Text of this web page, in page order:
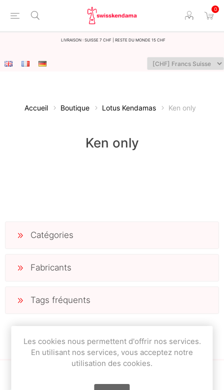
0
LIvraison : Suisse 7 CHF | Reste du monde 15 CHF
Accueil Boutique Lotus Kendamas Ken only
Ken only
Catégories
Fabricants
Tags fréquents
Les cookies nous permettent d'offrir nos services.
En utilisant nos services, vous acceptez notre
utilisation des cookies.